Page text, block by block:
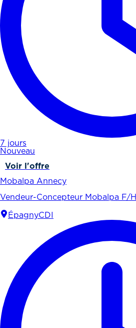
7 jours
Nouveau
Voir l'offre
Mobalpa Annecy
Vendeur-Concepteur Mobalpa F/H
ÉpagnyCDI